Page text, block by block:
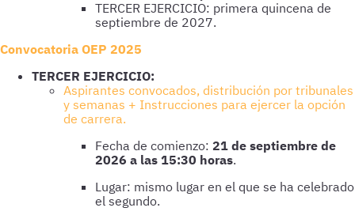
TERCER EJERCICIO: primera quincena de
septiembre de 2027.
Convocatoria OEP 2025
TERCER EJERCICIO:
Aspirantes convocados, distribución por tribunales
y semanas + Instrucciones para ejercer la opción
de carrera.
Fecha de comienzo: 21 de septiembre de
2026 a las 15:30 horas.
Lugar: mismo lugar en el que se ha celebrado
el segundo.